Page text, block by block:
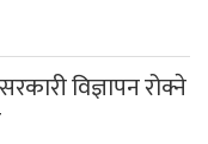
विज्ञापन रोक्ने